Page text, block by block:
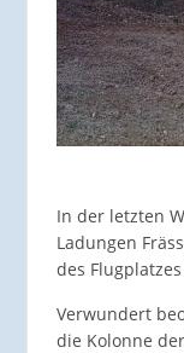
In der letzten
Ladungen
des
Verwundert
die Kolonne